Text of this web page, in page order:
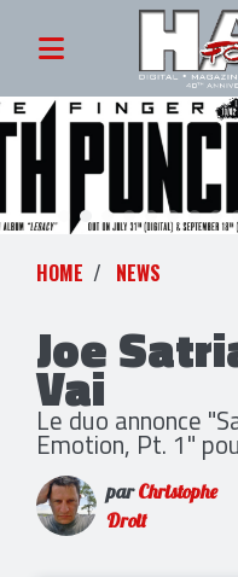
HOME NEWS
Joe
Vai
Le duo annonce
Emotion, Pt. 1"
parChristophe
Droit